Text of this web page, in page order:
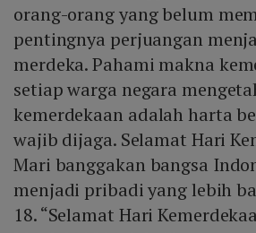
orang-orang yang belum
pentingnya perjuangan
merdeka. Pahami makna
setiap warga negara
kemerdekaan adalah harta
wajib dijaga. Selamat Hari
Mari banggakan bangsa
menjadi pribadi yang lebih
18. “Selamat Hari